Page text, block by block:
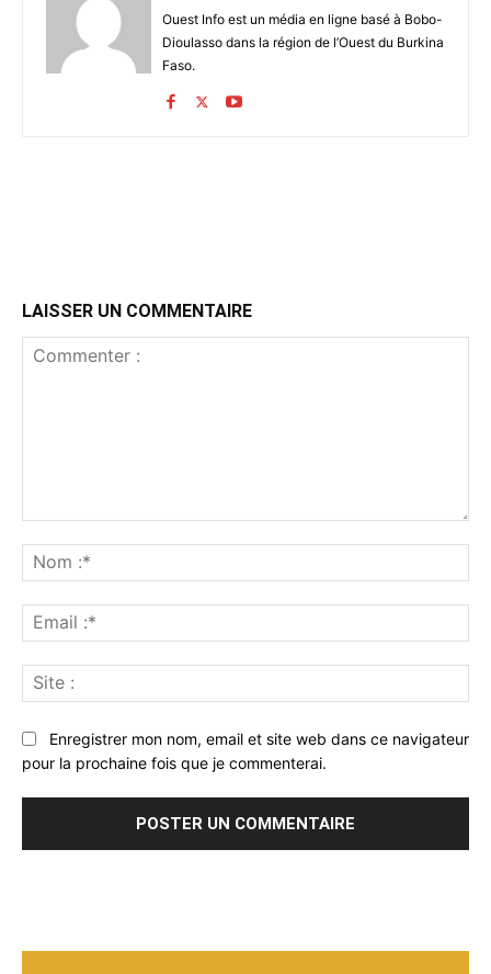
Ouest Info est un média en ligne basé à Bobo-
Dioulasso dans la région de l’Ouest du Burkina
Faso.
LAISSER UN COMMENTAIRE
:*
:*
:
Enregistrer mon nom, email et site web dans ce navigateur
pour la prochaine fois que je commenterai.